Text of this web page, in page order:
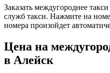
Заказать междугороднее
служб такси. Нажмите на
номера произойдет
Цена на
в Алейск